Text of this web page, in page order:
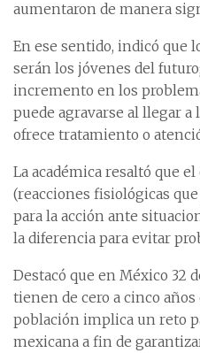
aumentaron de manera
En ese sentido, indicó que
serán los jóvenes del
incremento en los
puede agravarse al llegar a
ofrece tratamiento o
La académica resaltó que
(reacciones fisiológicas
para la acción ante
la diferencia para evitar
Destacó que en México 32
tienen de cero a cinco años
población implica un reto
mexicana a fin de